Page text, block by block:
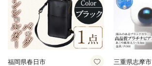
福岡県春日市 三重県志摩市